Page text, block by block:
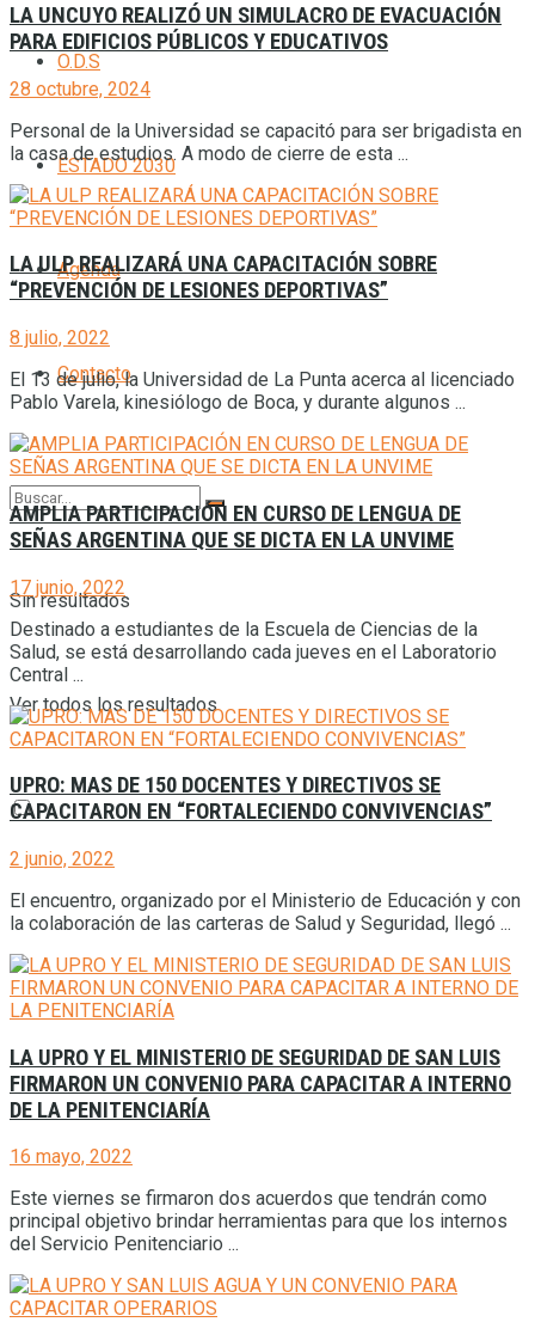
O.D.S
ESTADO 2030
Agenda
Contacto
Sin resultados
Ver todos los resultados
LA UNCUYO REALIZÓ UN SIMULACRO DE EVACUACIÓN
PARA EDIFICIOS PÚBLICOS Y EDUCATIVOS
28 octubre, 2024
Personal de la Universidad se capacitó para ser brigadista en
la casa de estudios. A modo de cierre de esta ...
LA ULP REALIZARÁ UNA CAPACITACIÓN SOBRE
“PREVENCIÓN DE LESIONES DEPORTIVAS”
8 julio, 2022
El 13 de julio, la Universidad de La Punta acerca al licenciado
Pablo Varela, kinesiólogo de Boca, y durante algunos ...
AMPLIA PARTICIPACIÓN EN CURSO DE LENGUA DE
SEÑAS ARGENTINA QUE SE DICTA EN LA UNVIME
17 junio, 2022
Destinado a estudiantes de la Escuela de Ciencias de la
Salud, se está desarrollando cada jueves en el Laboratorio
Central ...
UPRO: MAS DE 150 DOCENTES Y DIRECTIVOS SE
CAPACITARON EN “FORTALECIENDO CONVIVENCIAS”
2 junio, 2022
El encuentro, organizado por el Ministerio de Educación y con
la colaboración de las carteras de Salud y Seguridad, llegó ...
LA UPRO Y EL MINISTERIO DE SEGURIDAD DE SAN LUIS
FIRMARON UN CONVENIO PARA CAPACITAR A INTERNO
DE LA PENITENCIARÍA
16 mayo, 2022
Este viernes se firmaron dos acuerdos que tendrán como
principal objetivo brindar herramientas para que los internos
del Servicio Penitenciario ...